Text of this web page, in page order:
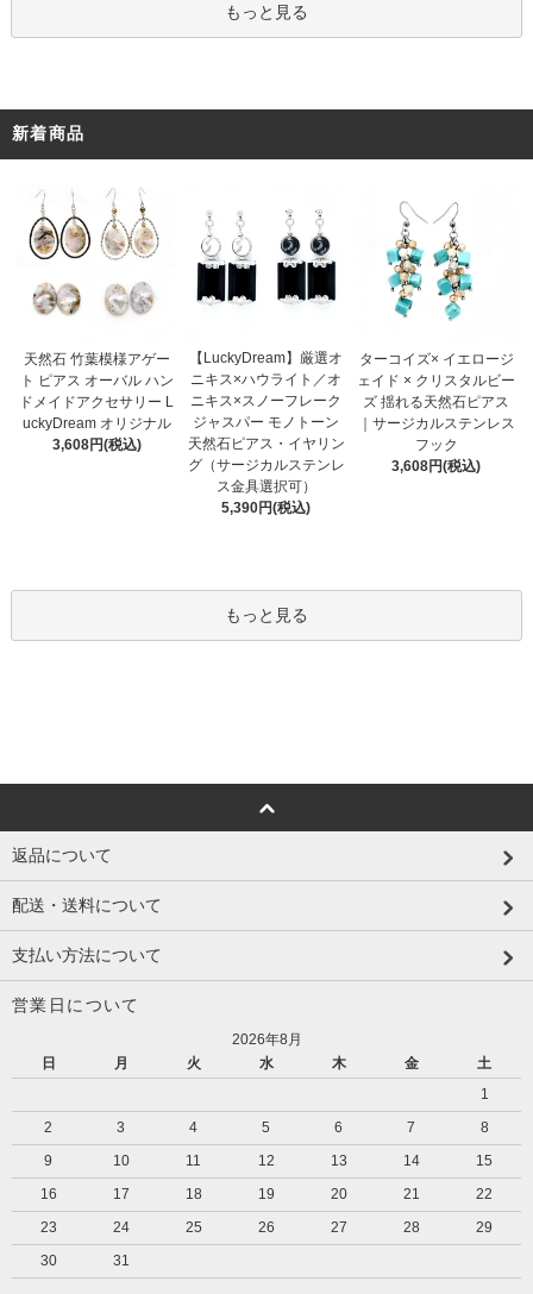
もっと見る
新着商品
天然石 竹葉模様アゲー
ト ピアス オーバル ハン
ドメイドアクセサリー L
uckyDream オリジナル
3,608円(税込)
【LuckyDream】厳選オ
ニキス×ハウライト／オ
ニキス×スノーフレーク
ジャスパー モノトーン
天然石ピアス・イヤリン
グ（サージカルステンレ
ス金具選択可）
5,390円(税込)
ターコイズ× イエロージ
ェイド × クリスタルビー
ズ 揺れる天然石ピアス
｜サージカルステンレス
フック
3,608円(税込)
もっと見る
返品について
配送・送料について
支払い方法について
営業日について
2026年8月
日
月 火 水 木 金
土
1
2
3 4 5 6 7
8
9
10 11 12 13 14
15
16
17 18 19 20 21
22
23
24 25 26 27 28
29
30
31